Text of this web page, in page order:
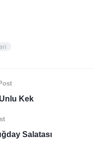
Unlu Kek
Salatası